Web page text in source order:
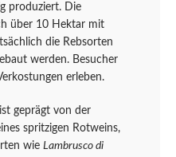
produziert. Die
über 10 Hektar mit
die Rebsorten
werden. Besucher
erleben.
geprägt von der
spritzigen Rotweins,
wie Lambrusco di